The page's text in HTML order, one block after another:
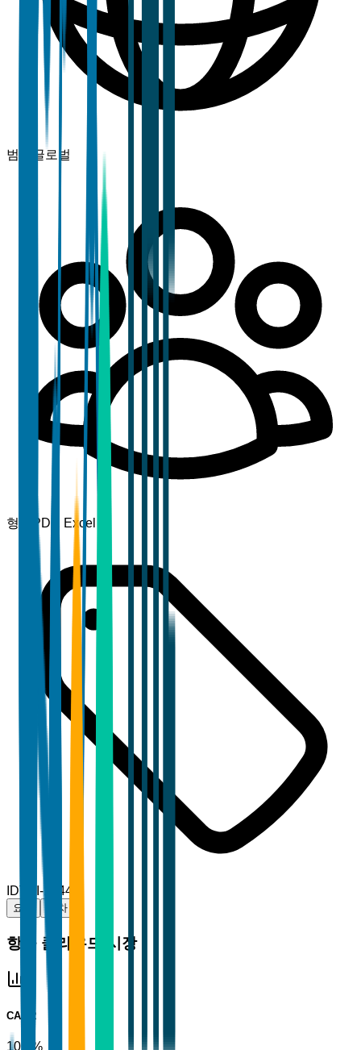
범위 글로벌
형식 PDF, Excel
IDTBI-16444
요약 목차
항공 클라우드 시장
CAGR
10.1%